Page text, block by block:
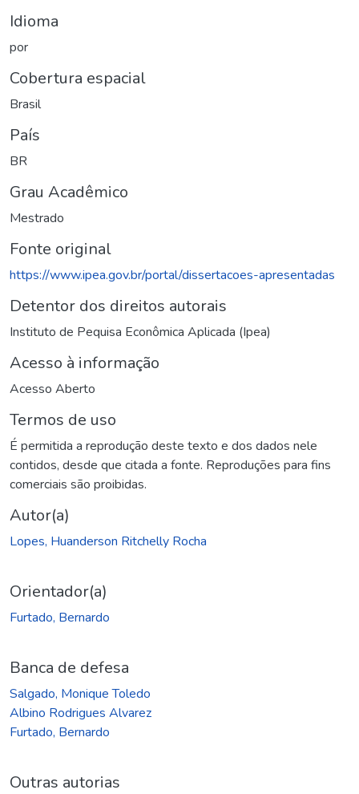
Idioma
por
Cobertura espacial
Brasil
País
BR
Grau Acadêmico
Mestrado
Fonte original
https://www.ipea.gov.br/portal/dissertacoes-apresentadas
Detentor dos direitos autorais
Instituto de Pequisa Econômica Aplicada (Ipea)
Acesso à informação
Acesso Aberto
Termos de uso
É permitida a reprodução deste texto e dos dados nele
contidos, desde que citada a fonte. Reproduções para fins
comerciais são proibidas.
Autor(a)
Lopes, Huanderson Ritchelly Rocha
Orientador(a)
Furtado, Bernardo
Banca de defesa
Salgado, Monique Toledo
Albino Rodrigues Alvarez
Furtado, Bernardo
Outras autorias